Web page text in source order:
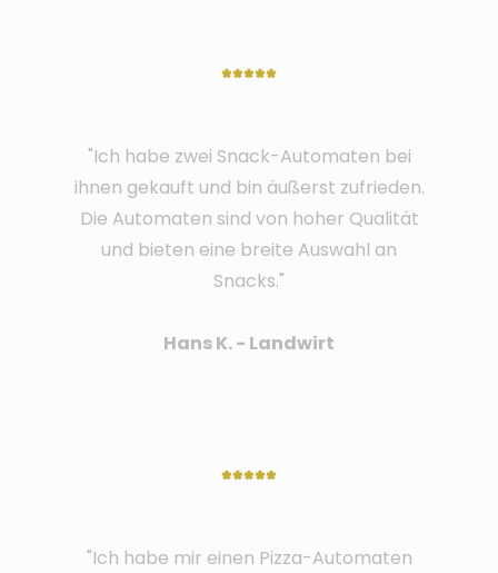
*****
"Ich habe zwei Snack-Automaten bei
ihnen gekauft und bin äußerst zufrieden.
Die Automaten sind von hoher Qualität
und bieten eine breite Auswahl an
Snacks."
Hans K. - Landwirt
*****
"Ich habe mir einen Pizza-Automaten